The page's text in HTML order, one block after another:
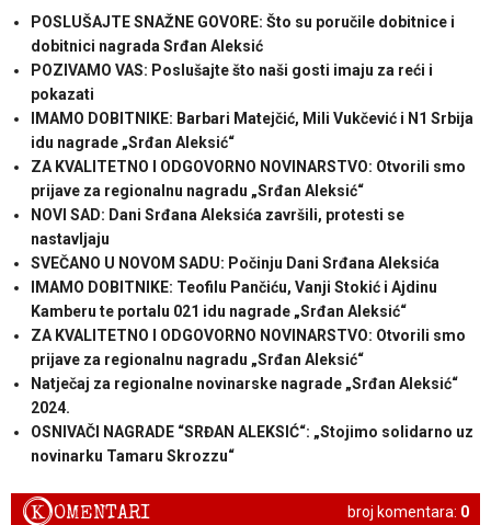
POSLUŠAJTE SNAŽNE GOVORE: Što su poručile dobitnice i
dobitnici nagrada Srđan Aleksić
POZIVAMO VAS: Poslušajte što naši gosti imaju za reći i
pokazati
IMAMO DOBITNIKE: Barbari Matejčić, Mili Vukčević i N1 Srbija
idu nagrade „Srđan Aleksić“
ZA KVALITETNO I ODGOVORNO NOVINARSTVO: Otvorili smo
prijave za regionalnu nagradu „Srđan Aleksić“
NOVI SAD: Dani Srđana Aleksića završili, protesti se
nastavljaju
SVEČANO U NOVOM SADU: Počinju Dani Srđana Aleksića
IMAMO DOBITNIKE: Teofilu Pančiću, Vanji Stokić i Ajdinu
Kamberu te portalu 021 idu nagrade „Srđan Aleksić“
ZA KVALITETNO I ODGOVORNO NOVINARSTVO: Otvorili smo
prijave za regionalnu nagradu „Srđan Aleksić“
Natječaj za regionalne novinarske nagrade „Srđan Aleksić“
2024.
OSNIVAČI NAGRADE “SRĐAN ALEKSIĆ“: „Stojimo solidarno uz
novinarku Tamaru Skrozzu“
broj komentara: 0
KOMENTARI